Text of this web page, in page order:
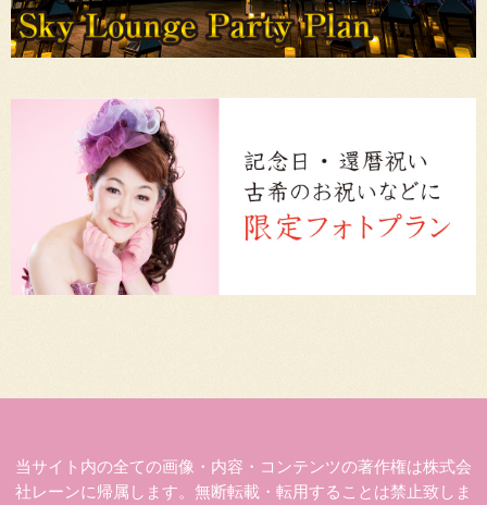
当サイト内の全ての画像・内容・コンテンツの著作権は株式会
社レーンに帰属します。無断転載・転用することは禁止致しま